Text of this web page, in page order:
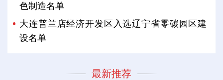
色制造名单
大连普兰店经济开发区入选辽宁省零碳园区建
设名单
最新推荐